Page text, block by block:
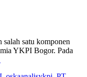
satu komponen
YKPI Bogor. Pada